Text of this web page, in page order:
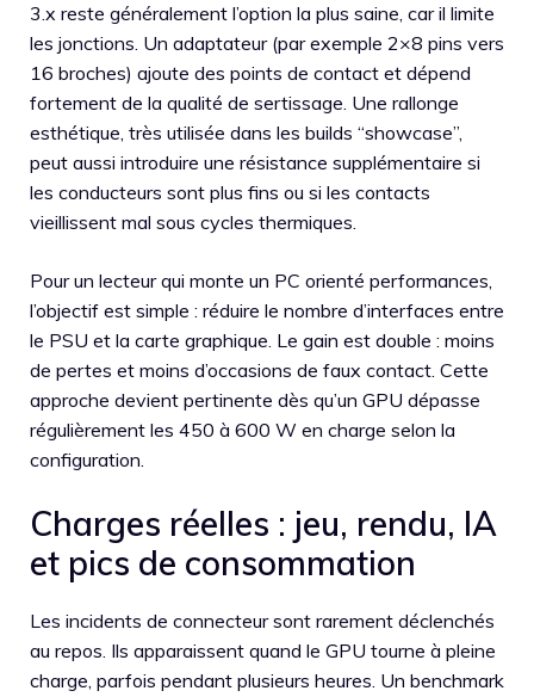
3.x reste généralement l’option la plus saine, car il limite
les jonctions. Un adaptateur (par exemple 2×8 pins vers
16 broches) ajoute des points de contact et dépend
fortement de la qualité de sertissage. Une rallonge
esthétique, très utilisée dans les builds “showcase”,
peut aussi introduire une résistance supplémentaire si
les conducteurs sont plus fins ou si les contacts
vieillissent mal sous cycles thermiques.
Pour un lecteur qui monte un PC orienté performances,
l’objectif est simple : réduire le nombre d’interfaces entre
le PSU et la carte graphique. Le gain est double : moins
de pertes et moins d’occasions de faux contact. Cette
approche devient pertinente dès qu’un GPU dépasse
régulièrement les 450 à 600 W en charge selon la
configuration.
Charges réelles : jeu, rendu, IA
et pics de consommation
Les incidents de connecteur sont rarement déclenchés
au repos. Ils apparaissent quand le GPU tourne à pleine
charge, parfois pendant plusieurs heures. Un benchmark